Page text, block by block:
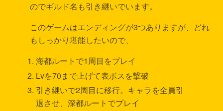
のでギルド名も引き継いでいます。
このゲームはエンディングが3つありますが、どれ
もしっかり堪能したいので、
海都ルートで1周目をプレイ
Lvを70まで上げて表ボスを撃破
引き継いで2周目に移行。キャラを全員引
退させ、深都ルートでプレイ